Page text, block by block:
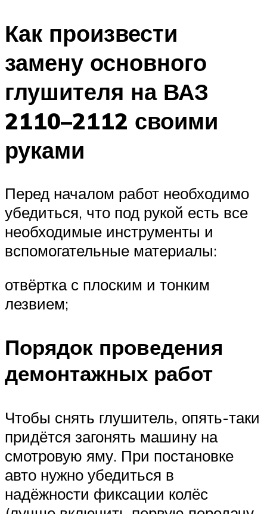
Как произвести
замену основного
глушителя на ВАЗ
2110–2112 своими
руками
Перед началом работ необходимо
убедиться, что под рукой есть все
необходимые инструменты и
вспомогательные материалы:
отвёртка с плоским и тонким
лезвием;
Порядок проведения
демонтажных работ
Чтобы снять глушитель, опять-таки
придётся загонять машину на
смотровую яму. При постановке
авто нужно убедиться в
надёжности фиксации колёс